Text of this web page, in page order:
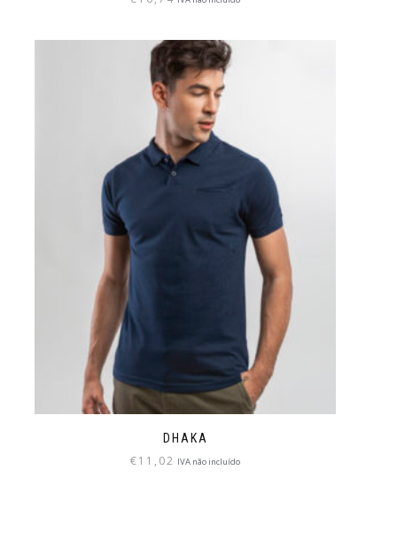
DHAKA
€11,02 IVA não incluído